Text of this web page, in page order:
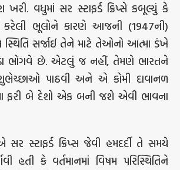
ખરી. વધુમાં સર સ્ટાફર્ડ ક્રિપ્સે કબૂલ્યું કે
કરેલી ભૂલોને કારણે આજની (1947ની)
સર્જાઈ તેને માટે તેઓનો આત્મા ડંખે
ભોગવે છે. એટલું જ નહીં, તેમણે ભારતને
પાઠવી અને એ કોમી દાવાનળ
બે દેશો એક બની જશે એવી ભાવના
સ્ટાફર્ડ ક્રિપ્સ જેવી હમદર્દી તે સમયે
હતી કે વર્તમાનમાં વિષમ પરિસ્થિતિને